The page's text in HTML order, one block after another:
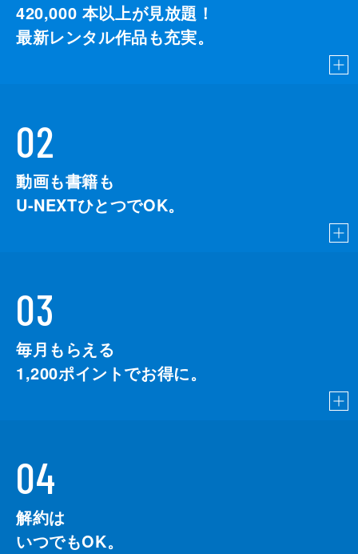
420,000 本以上が見放題！
最新レンタル作品も充実。
02
動画も書籍も
U-NEXTひとつでOK。
03
毎月もらえる
1,200ポイントでお得に。
04
解約は
いつでもOK。